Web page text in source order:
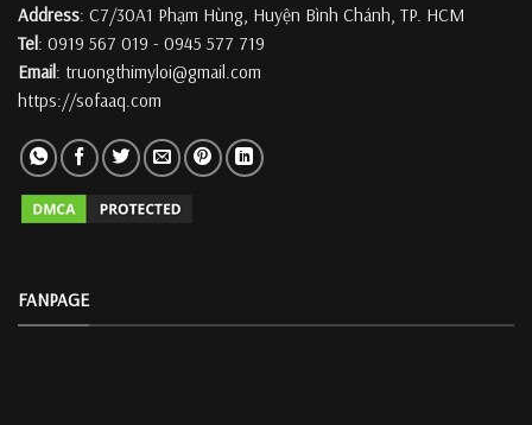
Address: C7/30A1 Phạm Hùng, Huyện Bình Chánh, TP. HCM
Tel: 0919 567 019 - 0945 577 719
Email: truongthimyloi@gmail.com
https://sofaaq.com
FANPAGE